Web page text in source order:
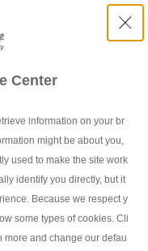
Center
information on your br
might be about you,
used to make the site work
identify you directly, but it
Because we respect y
some types of cookies. Cli
more and change our defau
けての準備
表から入学に向けての準備